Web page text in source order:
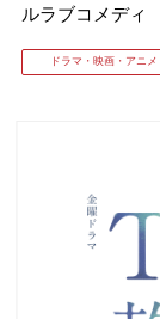
ルラブコメディ
ドラマ・映画・アニメ